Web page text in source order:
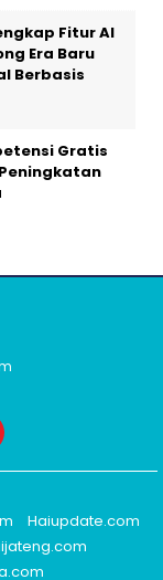
Fitur AI
Era Baru
Berbasis
Gratis
Haiupdate.com